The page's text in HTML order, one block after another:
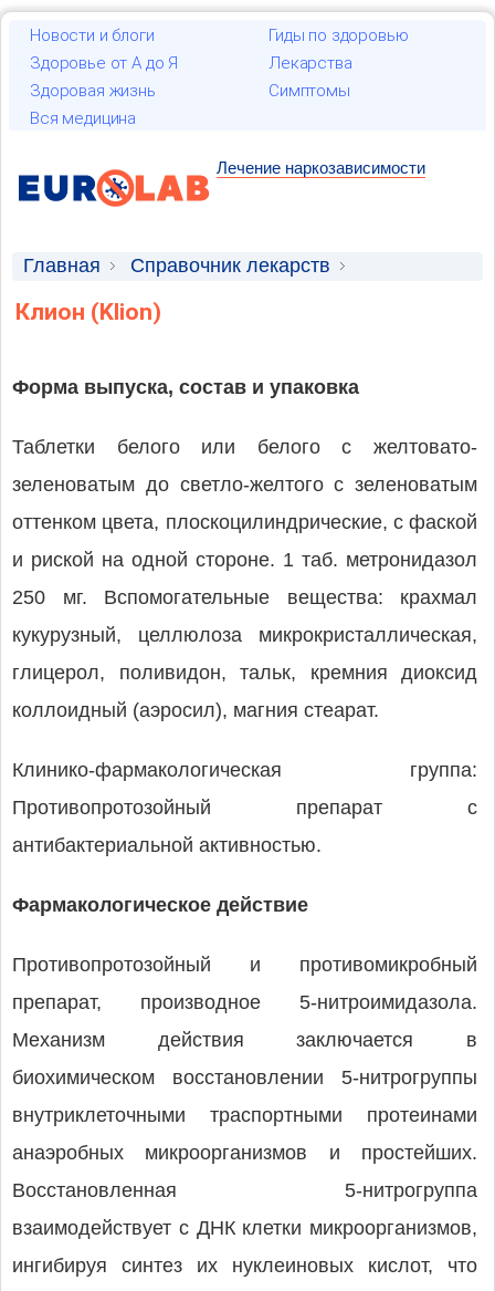
Новости и блоги
Гиды по здоровью
Здоровье от А до Я
Лекарства
Здоровая жизнь
Симптомы
Вся медицина
Лечение наркозависимости
Главная
Справочник лекарств
Лекарственные средства
Клион (Klion)
Форма выпуска, состав и упаковка
Таблетки белого или белого с желтовато-
зеленоватым до светло-желтого с зеленоватым
оттенком цвета, плоскоцилиндрические, с фаской
и риской на одной стороне. 1 таб. метронидазол
250 мг. Вспомогательные вещества: крахмал
кукурузный, целлюлоза микрокристаллическая,
глицерол, поливидон, тальк, кремния диоксид
коллоидный (аэросил), магния стеарат.
Клинико-фармакологическая группа:
Противопротозойный препарат с
антибактериальной активностью.
Фармакологическое действие
Противопротозойный и противомикробный
препарат, производное 5-нитроимидазола.
Механизм действия заключается в
биохимическом восстановлении 5-нитрогруппы
внутриклеточными траспортными протеинами
анаэробных микроорганизмов и простейших.
Восстановленная 5-нитрогруппа
взаимодействует с ДНК клетки микроорганизмов,
ингибируя синтез их нуклеиновых кислот, что